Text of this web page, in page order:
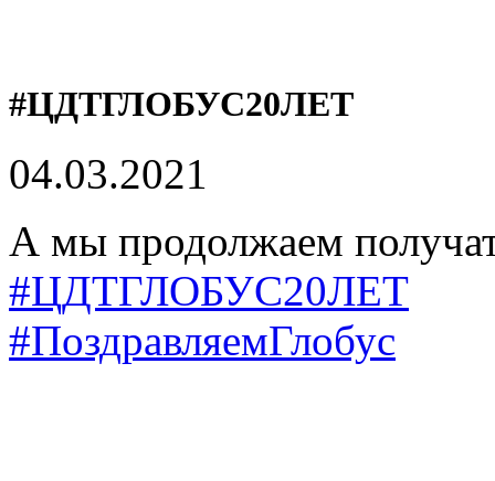
#ЦДТГЛОБУС20ЛЕТ
04.03.2021
А мы продолжаем
#ЦДТГЛОБУС20ЛЕТ
#ПоздравляемГлобус